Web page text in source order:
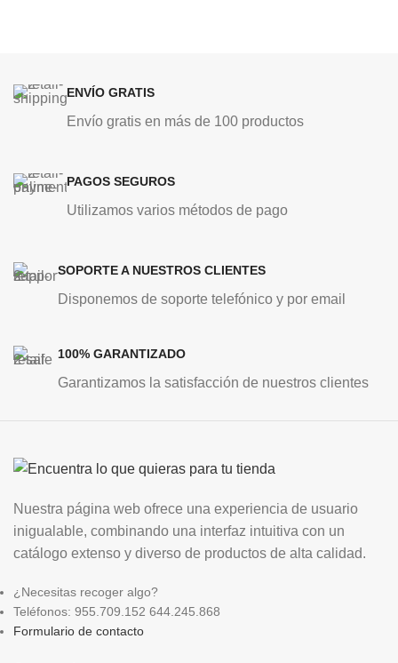
ENVÍO GRATIS
Envío gratis en más de 100 productos
PAGOS SEGUROS
Utilizamos varios métodos de pago
SOPORTE A NUESTROS CLIENTES
Disponemos de soporte telefónico y por email
100% GARANTIZADO
Garantizamos la satisfacción de nuestros clientes
Nuestra página web ofrece una experiencia de usuario
inigualable, combinando una interfaz intuitiva con un
catálogo extenso y diverso de productos de alta calidad.
¿Necesitas recoger algo?
Teléfonos: 955.709.152 644.245.868
Formulario de contacto